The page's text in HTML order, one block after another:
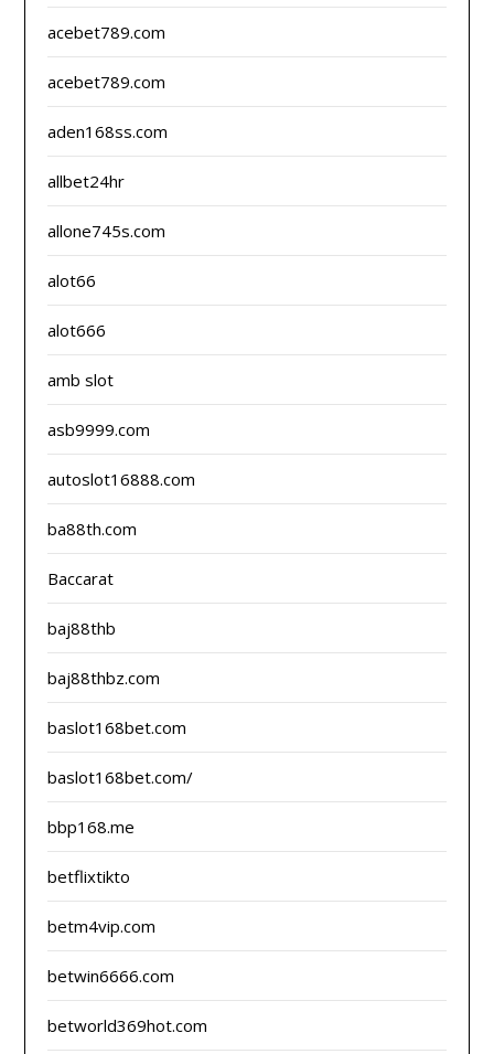
acebet789.com
acebet789.com
aden168ss.com
allbet24hr
allone745s.com
alot66
alot666
amb slot
asb9999.com
autoslot16888.com
ba88th.com
Baccarat
baj88thb
baj88thbz.com
baslot168bet.com
baslot168bet.com/
bbp168.me
betflixtikto
betm4vip.com
betwin6666.com
betworld369hot.com